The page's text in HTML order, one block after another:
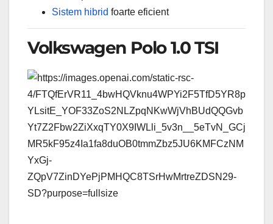
Sistem hibrid foarte eficient
Volkswagen Polo 1.0 TSI